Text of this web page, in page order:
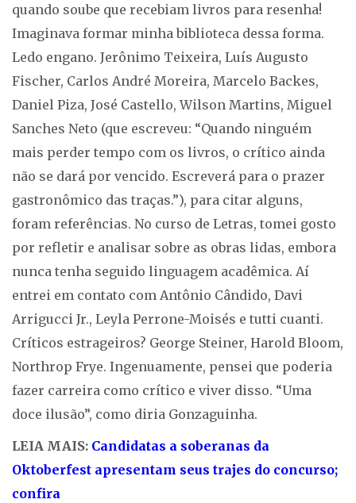
quando soube que recebiam livros para resenha!
Imaginava formar minha biblioteca dessa forma.
Ledo engano. Jerônimo Teixeira, Luís Augusto
Fischer, Carlos André Moreira, Marcelo Backes,
Daniel Piza, José Castello, Wilson Martins, Miguel
Sanches Neto (que escreveu: “Quando ninguém
mais perder tempo com os livros, o crítico ainda
não se dará por vencido. Escreverá para o prazer
gastronômico das traças.”), para citar alguns,
foram referências. No curso de Letras, tomei gosto
por refletir e analisar sobre as obras lidas, embora
nunca tenha seguido linguagem acadêmica. Aí
entrei em contato com Antônio Cândido, Davi
Arrigucci Jr., Leyla Perrone-Moisés e tutti cuanti.
Críticos estrageiros? George Steiner, Harold Bloom,
Northrop Frye. Ingenuamente, pensei que poderia
fazer carreira como crítico e viver disso. “Uma
doce ilusão”, como diria Gonzaguinha.
LEIA MAIS: Candidatas a soberanas da
Oktoberfest apresentam seus trajes do concurso;
confira